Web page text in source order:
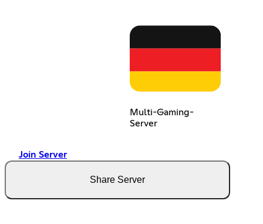
Multi-Gaming-
Server
Join Server
Share Server